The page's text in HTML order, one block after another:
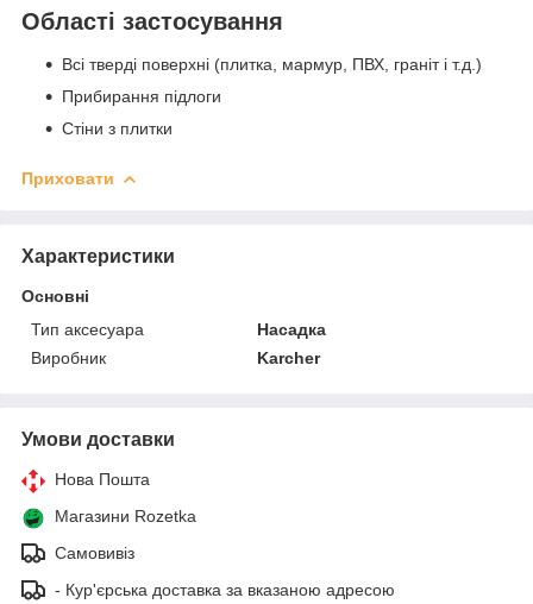
Області застосування
Всі тверді поверхні (плитка, мармур, ПВХ, граніт і т.д.)
Прибирання підлоги
Стіни з плитки
Приховати
Характеристики
Основні
Тип аксесуара
Насадка
Виробник
Karcher
Умови доставки
Нова Пошта
Магазини Rozetka
Самовивіз
- Кур'єрська доставка за вказаною адресою